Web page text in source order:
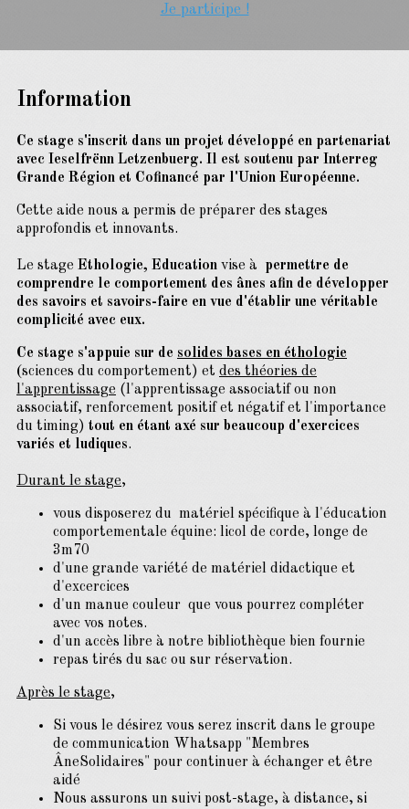
Je participe !
Information
Ce stage s'inscrit dans un projet développé en partenariat
avec Ieselfrënn Letzenbuerg. Il est soutenu par Interreg
Grande Région et Cofinancé par l'Union Européenne.
Cette aide nous a permis de préparer des stages
approfondis et innovants.
Le stage Ethologie, Education vise à
permettre de
comprendre le comportement des ânes afin de développer
des savoirs et savoirs-faire en vue d'établir une véritable
complicité avec eux.
Ce stage s'appuie sur de solides bases en éthologie
(sciences du comportement) et des théories de
l'apprentissage (l'apprentissage associatif ou non
associatif, renforcement positif et négatif et l'importance
du timing) tout en étant axé sur beaucoup d'exercices
variés et ludiques.
Durant le stage,
vous disposerez du matériel spécifique à l'éducation
comportementale équine: licol de corde, longe de
3m70
d'une grande variété de matériel didactique et
d'excercices
d'un manue couleur que vous pourrez compléter
avec vos notes.
d'un accès libre à notre bibliothèque bien fournie
repas tirés du sac ou sur réservation.
Après le stage,
Si vous le désirez vous serez inscrit dans le groupe
de communication Whatsapp "Membres
ÂneSolidaires" pour continuer à échanger et être
aidé
Nous assurons un suivi post-stage, à distance, si